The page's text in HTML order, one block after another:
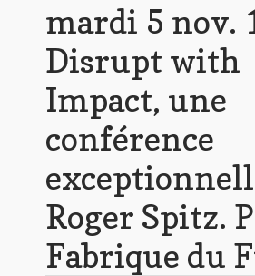
mardi 5 nov.
Disrupt with
Impact, une
conférence
Roger Spitz.
Fabrique du